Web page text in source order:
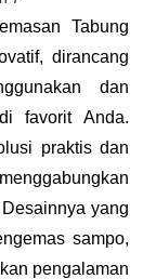
Tabung
dirancang
dan
favorit Anda.
praktis dan
yang
sampo,
pengalaman